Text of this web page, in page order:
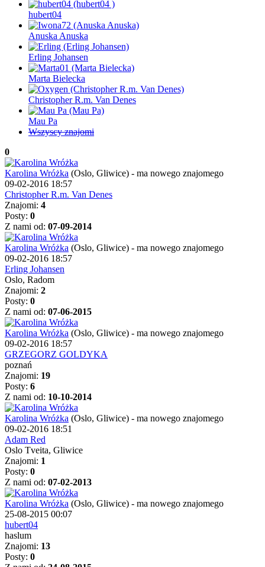
hubert04
Anuska Anuska
Erling Johansen
Marta Bielecka
Christopher R.m. Van Denes
Mau Pa
Wszyscy znajomi
0
Karolina Wróżka (Oslo, Gliwice) - ma nowego znajomego
09-02-2016 18:57
Christopher R.m. Van Denes
Znajomi: 4
Posty: 0
Z nami od: 07-09-2014
Karolina Wróżka (Oslo, Gliwice) - ma nowego znajomego
09-02-2016 18:57
Erling Johansen
Oslo, Radom
Znajomi: 2
Posty: 0
Z nami od: 07-06-2015
Karolina Wróżka (Oslo, Gliwice) - ma nowego znajomego
09-02-2016 18:57
GRZEGORZ GOLDYKA
poznań
Znajomi: 19
Posty: 6
Z nami od: 10-10-2014
Karolina Wróżka (Oslo, Gliwice) - ma nowego znajomego
09-02-2016 18:51
Adam Red
Oslo Tveita, Gliwice
Znajomi: 1
Posty: 0
Z nami od: 07-02-2013
Karolina Wróżka (Oslo, Gliwice) - ma nowego znajomego
25-08-2015 00:07
hubert04
haslum
Znajomi: 13
Posty: 0